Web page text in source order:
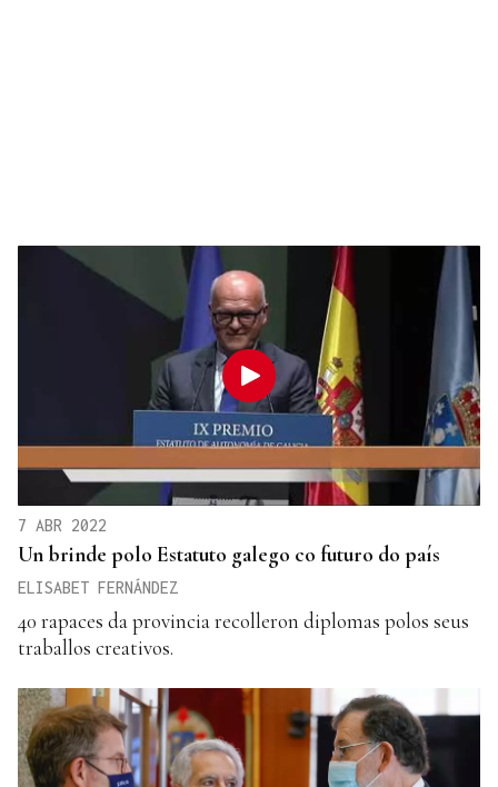
7 ABR 2022
Un brinde polo Estatuto galego co futuro do país
ELISABET FERNÁNDEZ
40 rapaces da provincia recolleron diplomas polos seus
traballos creativos.